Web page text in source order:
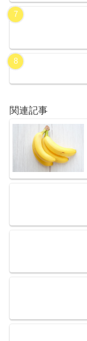
関連記事